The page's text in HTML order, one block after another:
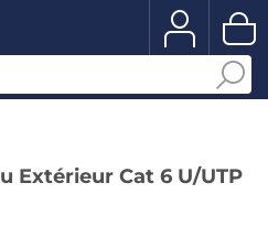
Extérieur Cat 6 U/UTP